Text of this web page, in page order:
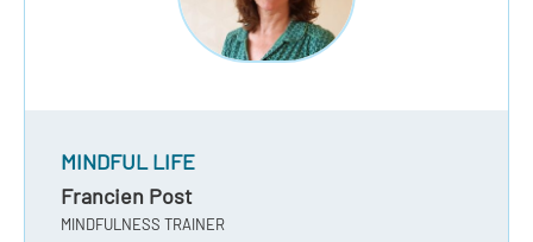
MINDFUL LIFE
Francien Post
MINDFULNESS TRAINER